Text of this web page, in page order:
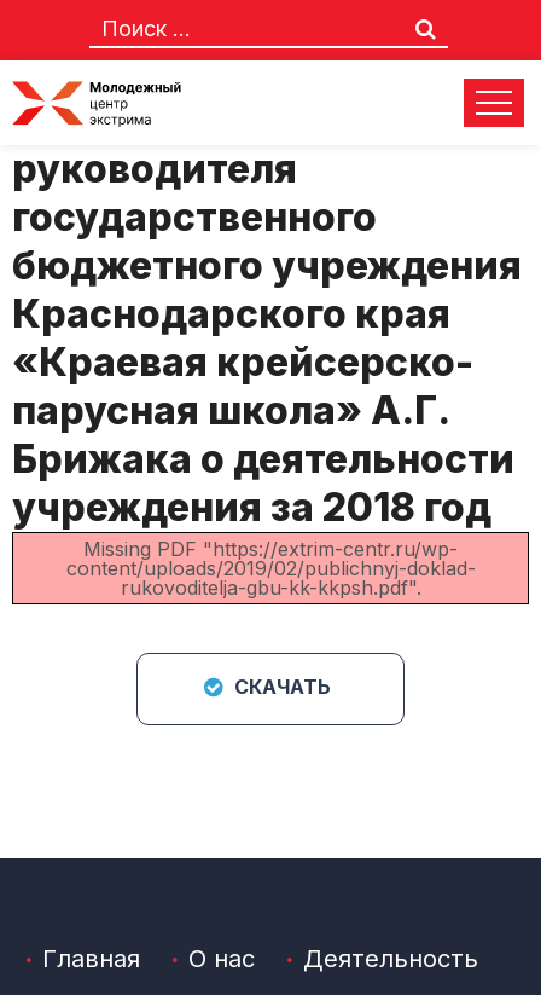
Публичный доклад
руководителя
государственного
бюджетного учреждения
Краснодарского края
«Краевая крейсерско-
парусная школа» А.Г.
Брижака о деятельности
учреждения за 2018 год
Missing PDF "https://extrim-centr.ru/wp-
content/uploads/2019/02/publichnyj-doklad-
rukovoditelja-gbu-kk-kkpsh.pdf".
СКАЧАТЬ
Главная О нас Деятельность